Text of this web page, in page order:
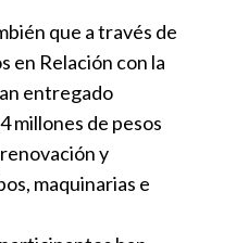
que a través de
en Relación con la
entregado
millones de pesos
y
maquinarias e